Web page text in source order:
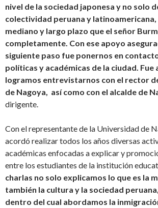
nivel de la sociedad japonesa y no solo
colectividad peruana y
mediano y largo plazo que el señor
completamente. Con ese apoyo
siguiente paso fue ponernos en
políticas y académicas de la ciudad. Fue
logramos entrevistarnos con el rector
de Nagoya, así como con el alcalde de
dirigente.
Con el representante de la Universidad de
acordó realizar todos los años diversas
académicas enfocadas a explicar y
entre los estudiantes de la institución
charlas no solo explicamos lo que es la
también la cultura y la sociedad
dentro del cual abordamos la